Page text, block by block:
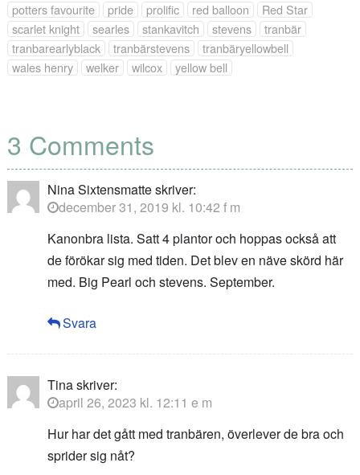
potters favourite
pride prolific red balloon
Red Star
scarlet knight
searles stankavitch stevens
tranbär
tranbarearlyblack
tranbärstevens
tranbäryellowbell
wales henry
welker wilcox yellow bell
3 Comments
Nina Sixtensmatteskriver:
december 31, 2019 kl. 10:42 f m
Kanonbra lista. Satt 4 plantor och hoppas också att
de förökar sig med tiden. Det blev en näve skörd här
med. Big Pearl och stevens. September.
Svara
Tinaskriver:
april 26, 2023 kl. 12:11 e m
Hur har det gått med tranbären, överlever de bra och
sprider sig nåt?